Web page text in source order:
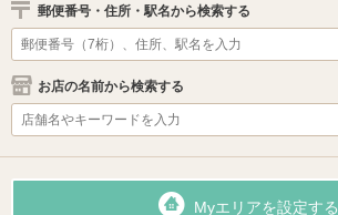
郵便番号・住所・駅名から検索する
お店の名前から検索する
Myエリアを設定する